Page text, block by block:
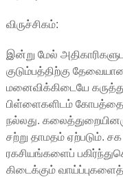
விருச்சிகம்:
இன்று மேல்
குடும்பத்திற்கு
மனைவிக்கிடையே
பிள்ளைகளிடம் கோபத்தை
நல்லது.
சற்று தாமதம் ஏற்படும்.
ரகசியங்களைப்
கிடைக்கும்